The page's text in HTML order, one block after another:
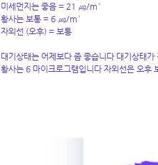
미세먼지는 좋음 = 21 ㎍/m³
황사는 보통 = 6 ㎍/m³
자외선 (오후) = 보통
대기상태는 어제보다 좀 좋습니다 대기상태
황사는 6 마이크로그램입니다 자외선은 오후